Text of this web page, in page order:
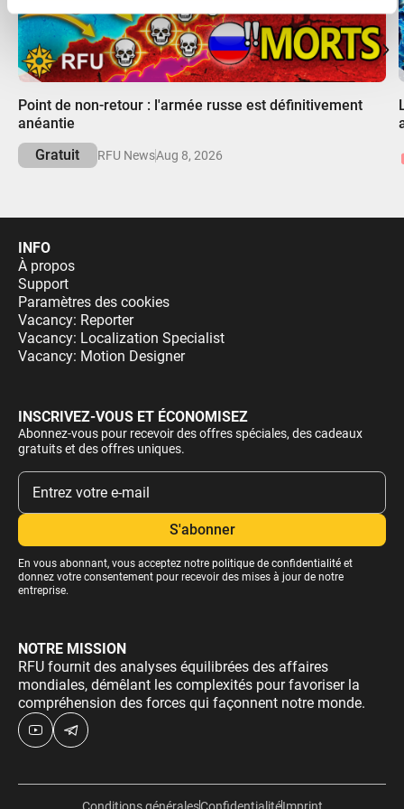
ou qu'ils ont collectées lors de votre utilisation de leurs
services.
Point de non-retour : l'armée russe est définitivement
anéantie
Gratuit
RFU NewsAug 8, 2026
INFO
À propos
Support
Paramètres des cookies
Vacancy: Reporter
Vacancy: Localization Specialist
Vacancy: Motion Designer
INSCRIVEZ-VOUS ET ÉCONOMISEZ
Abonnez-vous pour recevoir des offres spéciales, des cadeaux
gratuits et des offres uniques.
En vous abonnant, vous acceptez notre politique de confidentialitéet
donnez votre consentement pour recevoir des mises à jour de notre
entreprise.
NOTRE MISSION
RFU fournit des analyses équilibrées des affaires
mondiales, démêlant les complexités pour favoriser la
compréhension des forces qui façonnent notre monde.